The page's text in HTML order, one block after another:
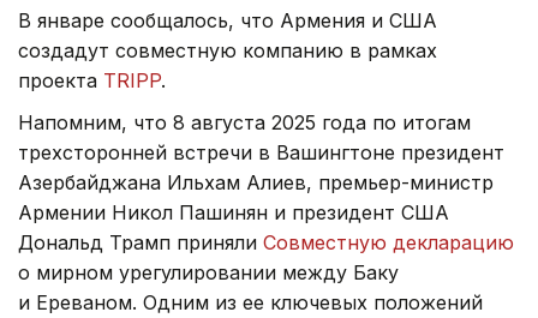
В январе сообщалось, что Армения и США
создадут совместную компанию в рамках
проекта TRIPP.
Напомним, что 8 августа 2025 года по итогам
трехсторонней встречи в Вашингтоне президент
Азербайджана Ильхам Алиев, премьер-министр
Армении Никол Пашинян и президент США
Дональд Трамп приняли Совместную декларацию
о мирном урегулировании между Баку
и Ереваном. Одним из ее ключевых положений